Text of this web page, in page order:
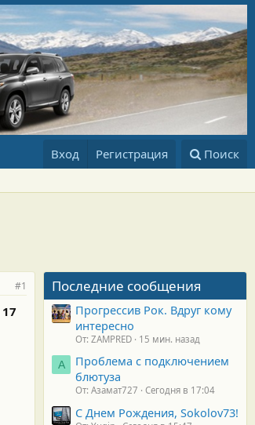
Вход Регистрация Поиск
#1
17
Последние сообщения
Прогрессив Рок. Вдруг кому
интересно
От: ZAMPRED 15 мин. назад
А
Проблема с подключением
блютуза
От: Азамат727 Сегодня в 17:04
С Днем Рождения, Sokolov73!